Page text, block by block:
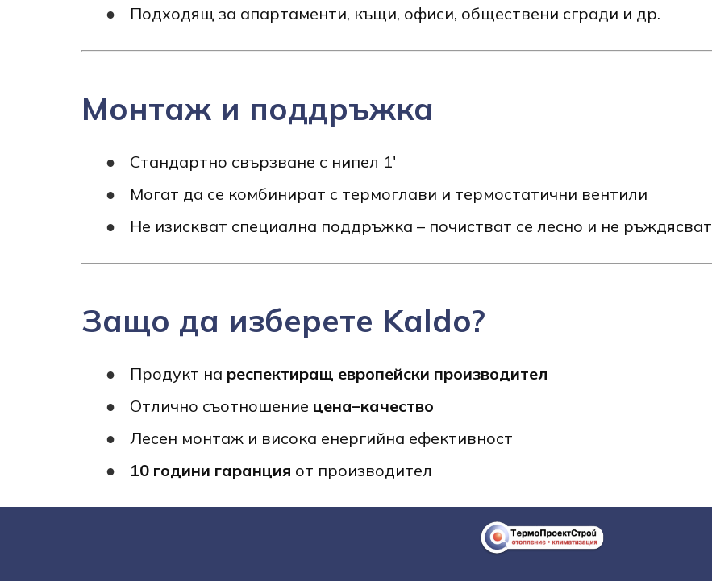
Подходящ за апартаменти, къщи, офиси, обществени сгради и др.
Монтаж и поддръжка
Стандартно свързване с нипел 1'
Могат да се комбинират с термоглави и термостатични вентили
Не изискват специална поддръжка – почистват се лесно и не ръждясват
Защо да изберете Kaldo?
Продукт на респектиращ европейски производител
Отлично съотношение цена–качество
Лесен монтаж и висока енергийна ефективност
10 години гаранция от производител